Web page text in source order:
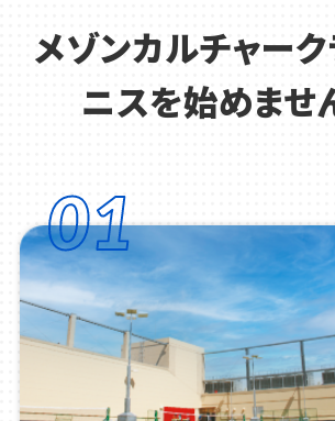
メゾンカルチャー
ニスを始めませ
01